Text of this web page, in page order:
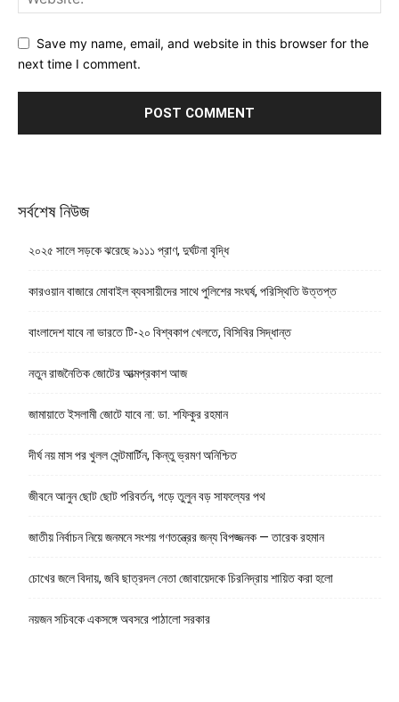
Save my name, email, and website in this browser for the
next time I comment.
সর্বশেষ নিউজ
২০২৫ সালে সড়কে ঝরেছে ৯১১১ প্রাণ, দুর্ঘটনা বৃদ্ধি
কারওয়ান বাজারে মোবাইল ব্যবসায়ীদের সাথে পুলিশের সংঘর্ষ, পরিস্থিতি উত্তপ্ত
বাংলাদেশ যাবে না ভারতে টি-২০ বিশ্বকাপ খেলতে, বিসিবির সিদ্ধান্ত
নতুন রাজনৈতিক জোটের আত্মপ্রকাশ আজ
জামায়াতে ইসলামী জোটে যাবে না: ডা. শফিকুর রহমান
দীর্ঘ নয় মাস পর খুলল সেন্টমার্টিন, কিন্তু ভ্রমণ অনিশ্চিত
জীবনে আনুন ছোট ছোট পরিবর্তন, গড়ে তুলুন বড় সাফল্যের পথ
জাতীয় নির্বাচন নিয়ে জনমনে সংশয় গণতন্ত্রের জন্য বিপজ্জনক — তারেক রহমান
চোখের জলে বিদায়, জবি ছাত্রদল নেতা জোবায়েদকে চিরনিদ্রায় শায়িত করা হলো
নয়জন সচিবকে একসঙ্গে অবসরে পাঠালো সরকার